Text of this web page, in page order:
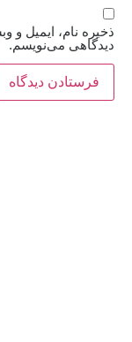
ذخیره نام، ایمیل و
دیدگاهی می‌نویسم.